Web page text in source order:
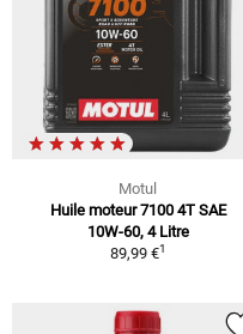
Motul
Huile moteur 7100 4T SAE
10W-60, 4 Litre
89,99 €1